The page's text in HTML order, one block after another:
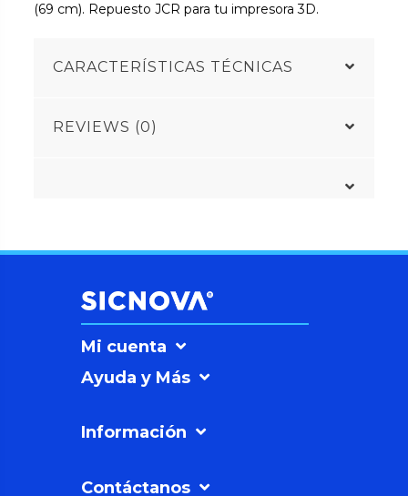
(69 cm). Repuesto JCR para tu impresora 3D.
CARACTERÍSTICAS TÉCNICAS
REVIEWS (0)
Mi cuenta
Ayuda y Más
Información
Contáctanos